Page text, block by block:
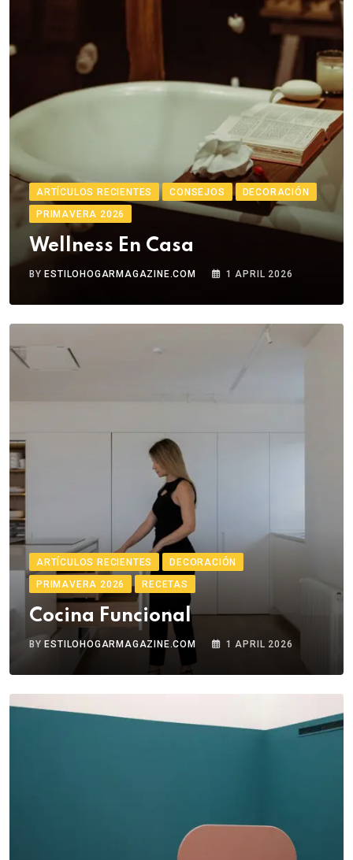
ARTÍCULOS RECIENTES CONSEJOS
DECORACIÓN
PRIMAVERA 2026
Wellness En Casa
BY ESTILOHOGARMAGAZINE.COM 1 APRIL 2026
ARTÍCULOS RECIENTES
DECORACIÓN
PRIMAVERA 2026
RECETAS
Cocina Funcional
BYESTILOHOGARMAGAZINE.COM 1 APRIL 2026